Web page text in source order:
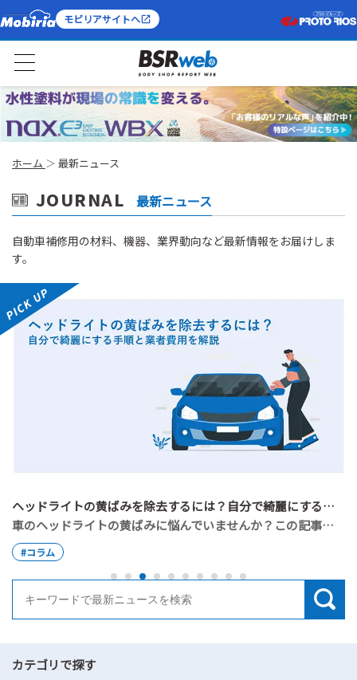
モビリアサイトへ
ホーム 最新ニュース
JOURNAL 最新ニュース
⾃動⾞補修⽤の材料、機器、業界動向など最新情報をお届けしま
す。
ヘッドライトの黄ばみを除去するには？自分で綺麗にする手順と業者費用を解説
車のヘッドライトの黄ばみに悩んでいませんか？この記事では、黄ばみが発生する原因から、市販品を使った自力での除去手順、業者に依頼した際の費用相場まで詳しく解説します。読了後は、自分に合った最適な方法でクリアなヘッドライトを取り戻すことができます。
#コラム
カテゴリで探す